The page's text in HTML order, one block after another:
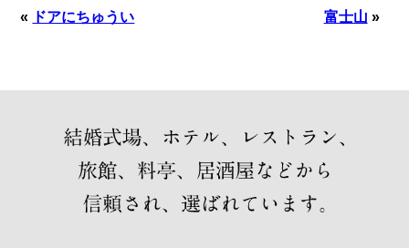
« ドアにちゅうい 富士山 »